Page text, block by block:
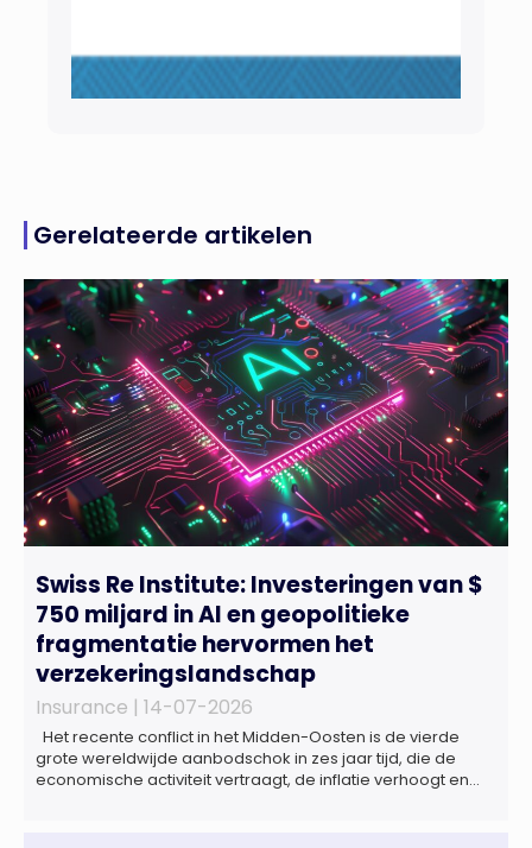
Gerelateerde artikelen
Swiss Re Institute: Investeringen van $
750 miljard in AI en geopolitieke
fragmentatie hervormen het
verzekeringslandschap
Insurance | 14-07-2026
Het recente conflict in het Midden-Oosten is de vierde
grote wereldwijde aanbodschok in zes jaar tijd, die de
economische activiteit vertraagt, de inflatie verhoogt en